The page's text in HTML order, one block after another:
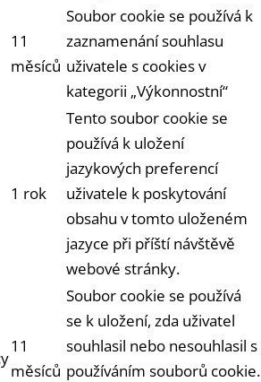
11
měsíců
Soubor cookie se používá k
zaznamenání souhlasu
uživatele s cookies v
kategorii „Výkonnostní“
1 rok
Tento soubor cookie se
používá k uložení
jazykových preferencí
uživatele k poskytování
obsahu v tomto uloženém
jazyce při příští návštěvě
webové stránky.
11
měsíců
Soubor cookie se používá
se k uložení, zda uživatel
souhlasil nebo nesouhlasil s
používáním souborů cookie.